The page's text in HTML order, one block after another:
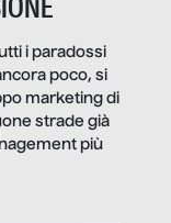
i paradossi
poco, si
marketing di
strade già
più